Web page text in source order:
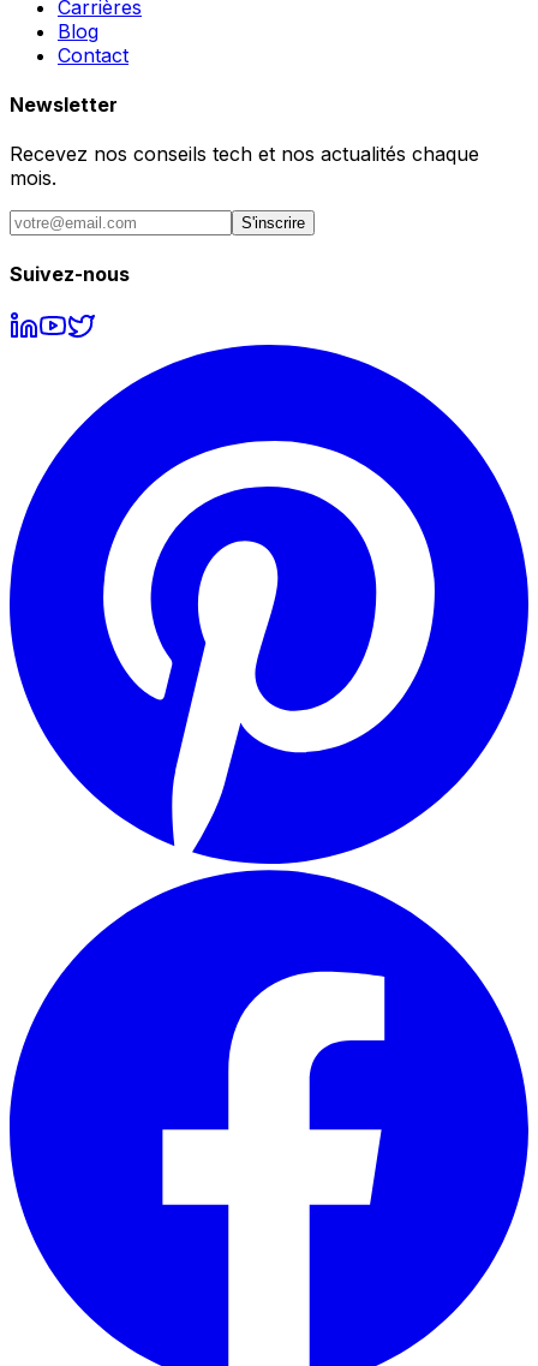
Carrières
Blog
Contact
Newsletter
Recevez nos conseils tech et nos actualités chaque
mois.
S'inscrire
Suivez-nous